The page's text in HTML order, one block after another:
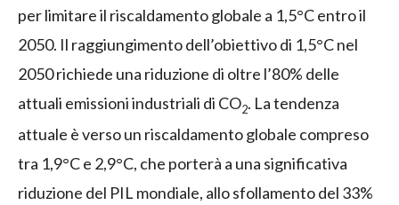
per limitare il riscaldamento globale a 1,5°C entro il
2050. Il raggiungimento dell’obiettivo di 1,5°C nel
2050 richiede una riduzione di oltre l’80% delle
attuali emissioni industriali di CO2. La tendenza
attuale è verso un riscaldamento globale compreso
tra 1,9°C e 2,9°C, che porterà a una significativa
riduzione del PIL mondiale, allo sfollamento del 33%